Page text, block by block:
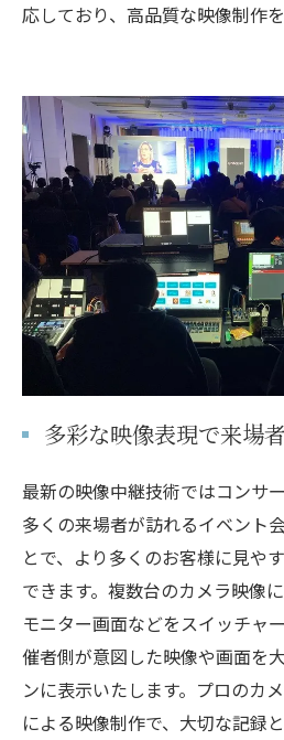
応しており、高品質な映像制作
多彩な映像表現で来場
最新の映像中継技術ではコンサ
多くの来場者が訪れるイベント
とで、より多くのお客様に見や
できます。複数台のカメラ映像
モニター画面などをスイッチャ
催者側が意図した映像や画面を
ンに表示いたします。プロのカ
による映像制作で、大切な記録